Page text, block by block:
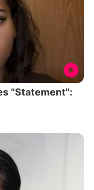
"Statement":